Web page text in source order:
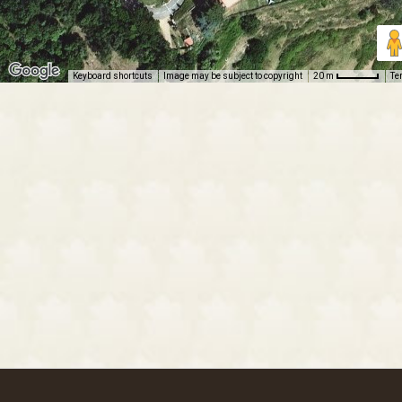
Keyboard shortcuts Image may be subject to copyright 20 m